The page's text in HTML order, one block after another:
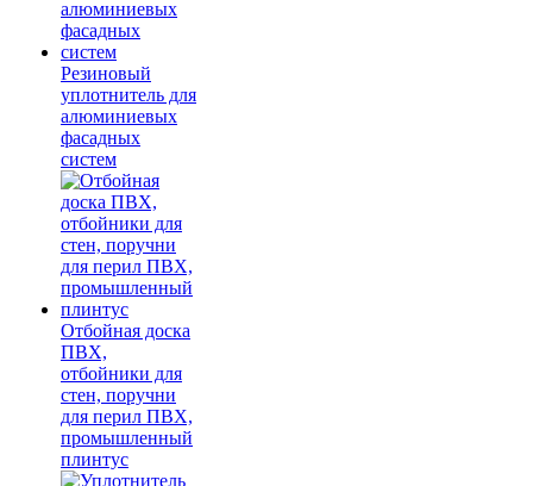
Резиновый
уплотнитель для
алюминиевых
фасадных
систем
Отбойная доска
ПВХ,
отбойники для
стен, поручни
для перил ПВХ,
промышленный
плинтус